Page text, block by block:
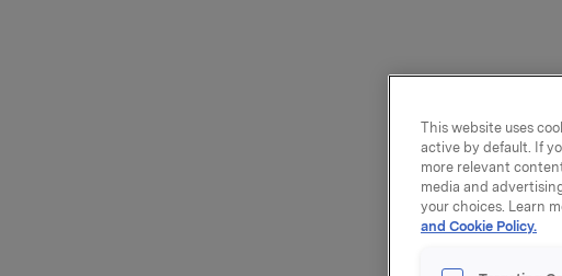
This website uses
active by default. If
more relevant
media and
your choices. Learn
and Cookie Policy.